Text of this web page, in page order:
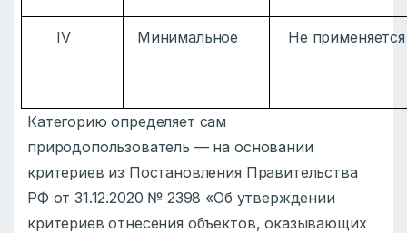
IV Минимальное Не применяется
Категорию определяет сам
природопользователь — на основании
критериев из Постановления Правительства
РФ от 31.12.2020 № 2398 «Об утверждении
критериев отнесения объектов, оказывающих